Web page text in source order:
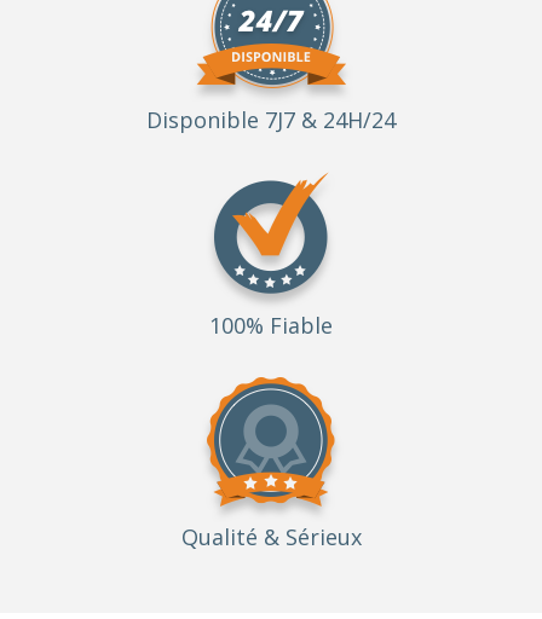
Disponible 7J7 & 24H/24
100% Fiable
Qualité & Sérieux